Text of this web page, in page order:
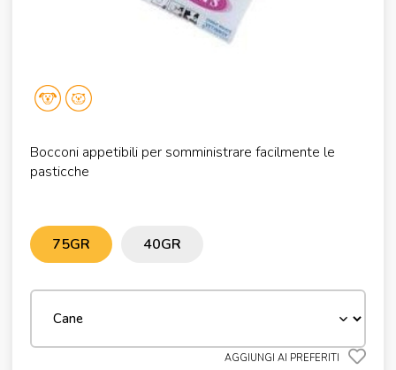
Bocconi appetibili per somministrare facilmente le
pasticche
75GR 40GR
AGGIUNGI AI PREFERITI